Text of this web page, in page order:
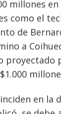
millones
como el
de
a
proyectado
en la